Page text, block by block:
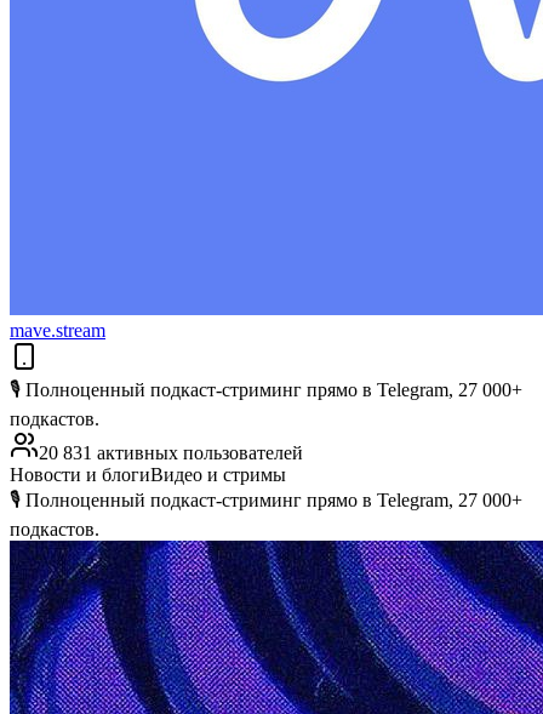
mave.stream
🎙️ Полноценный подкаст-стриминг прямо в Telegram, 27 000+
подкастов.
20 831 активных пользователей
Новости и блогиВидео и стримы
🎙️ Полноценный подкаст-стриминг прямо в Telegram, 27 000+
подкастов.